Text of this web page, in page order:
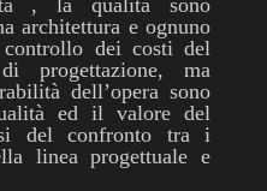
, la qualità sono
architettura e ognuno
dei costi del
progettazione, ma
dell’opera sono
ed il valore del
del confronto tra i
linea progettuale e